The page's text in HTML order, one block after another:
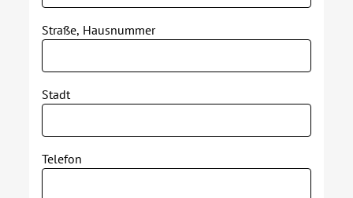
Straße, Hausnummer
Stadt
Telefon